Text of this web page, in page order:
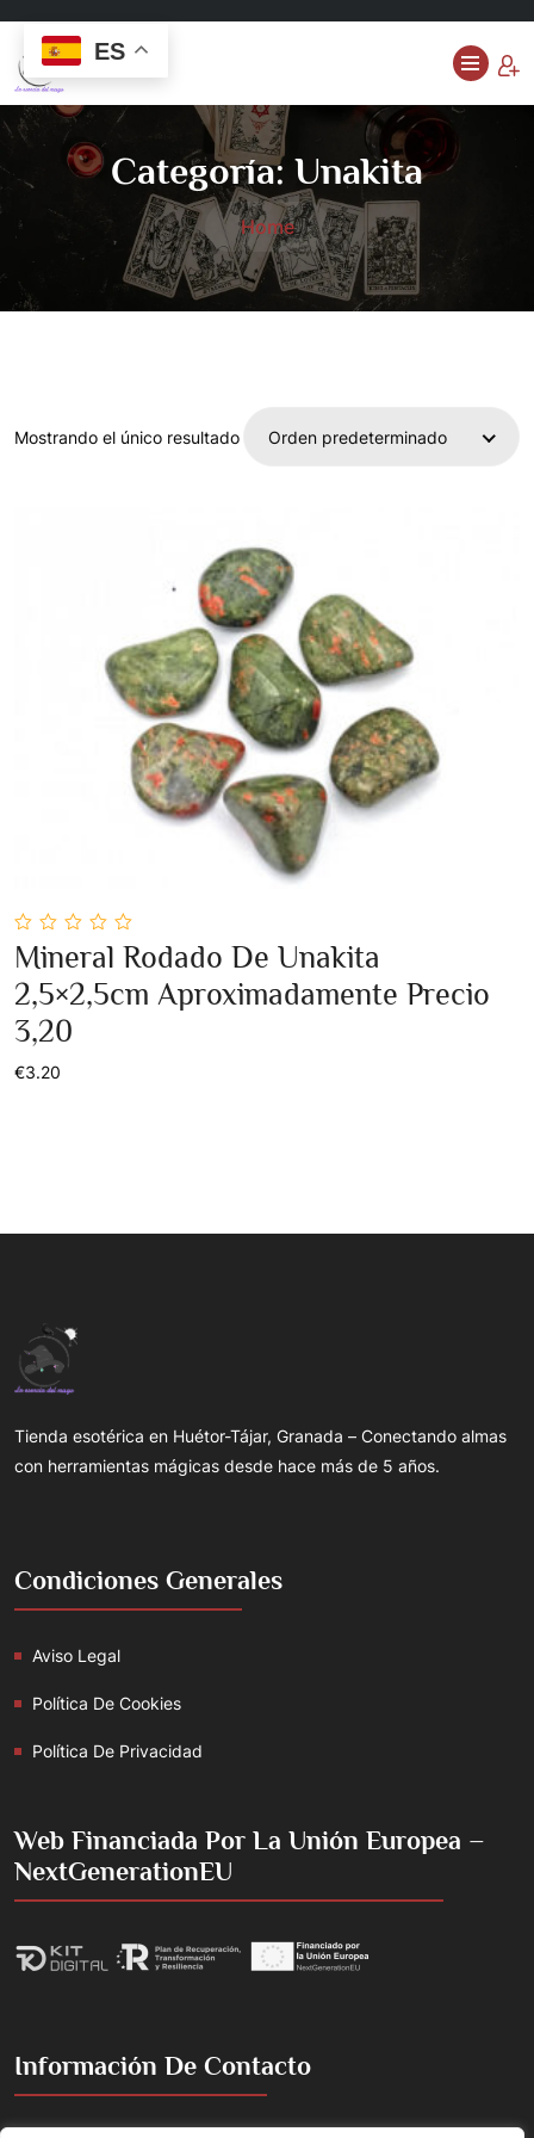
Categoría: Unakita
Home
Mostrando el único resultado Orden predeterminado
0
out
of
5
Mineral Rodado De Unakita
2,5×2,5cm Aproximadamente Precio
3,20
€3.20
Tienda esotérica en Huétor-Tájar, Granada – Conectando almas
con herramientas mágicas desde hace más de 5 años.
Condiciones Generales
Aviso Legal
Política De Cookies
Política De Privacidad
Web Financiada Por La Unión Europea –
NextGenerationEU
Información De Contacto
ES